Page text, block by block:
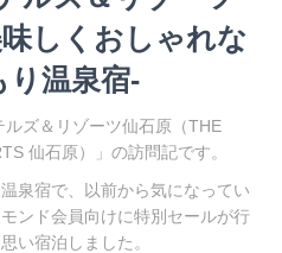
しくおしゃれな
り温泉宿-
ズ＆リゾーツ仙石原（THE
仙石原）」の訪問記です。
泉宿で、以前から気になってい
ンド会員向けに特別セールが行
い宿泊しました。